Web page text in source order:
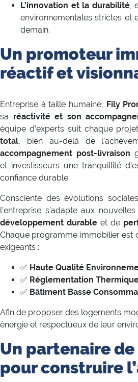
L’innovation et la durabilité,
environnementales strictes et
demain.
Un promoteur
réactif et
Entreprise à taille humaine, Fily
sa réactivité et son
équipe d’experts suit chaque
total, bien au-delà de
accompagnement post-livraison
et investisseurs une tranquillité
confiance durable.
Consciente des évolutions
l’entreprise s’adapte aux
développement durable et de
Chaque programme immobilier est
exigeants :
✅ Haute Qualité
✅ Réglementation
✅ Bâtiment Basse
Afin de proposer des logements
énergie et respectueux de leur
Un partenaire
pour construire